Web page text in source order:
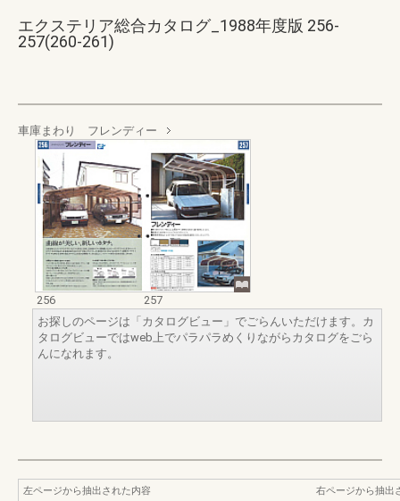
エクステリア総合カタログ_1988年度版 256-
257(260-261)
車庫まわり フレンディー
256
257
お探しのページは「カタログビュー」でごらんいただけます。カ
タログビューではweb上でパラパラめくりながらカタログをごら
んになれます。
左ページから抽出された内容
右ページから抽出